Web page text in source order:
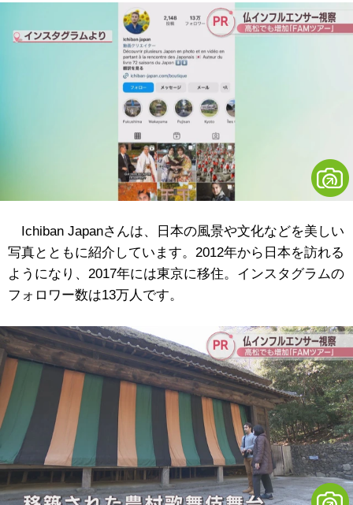
Ichiban Japanさんは、
日本の風景や文化などを美しい
写真とともに紹介しています。2012年から日本を訪れる
ようになり、2017年には東京に移住。インスタグラムの
フォロワー数は13万人です。